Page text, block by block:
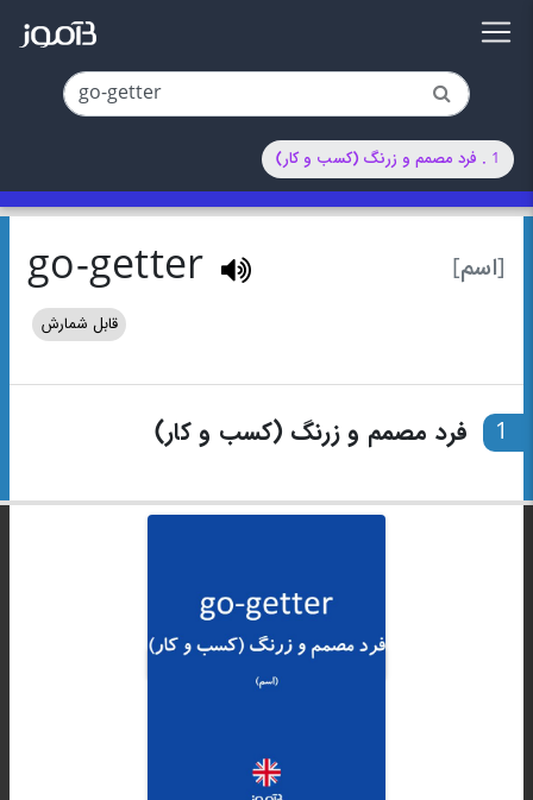
1 . فرد مصمم و زرنگ (کسب و کار)
[اسم] go-getter
قابل شمارش
1 فرد مصمم و زرنگ (کسب و کار)